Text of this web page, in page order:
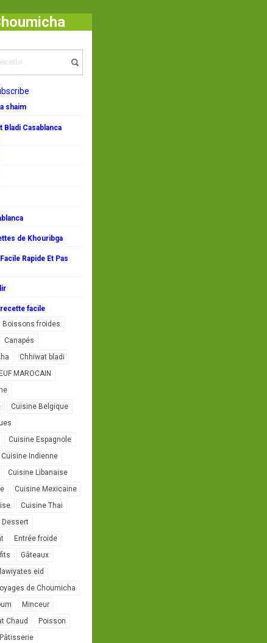
Recette Gateau Enfant
shaim
Bladi Casablanca
de Khouribga
Rapide Et Pas
facile
Boissons froides
Canapés
Chhiwat bladi
MAROCAIN
Cuisine Belgique
Cuisine Espagnole
Cuisine Indienne
Cuisine Libanaise
Cuisine Mexicaine
Cuisine Thai
Dessert
Entrée froide
Gâteaux
eid
de Choumicha
Minceur
Chaud
Poisson
Pâtisserie